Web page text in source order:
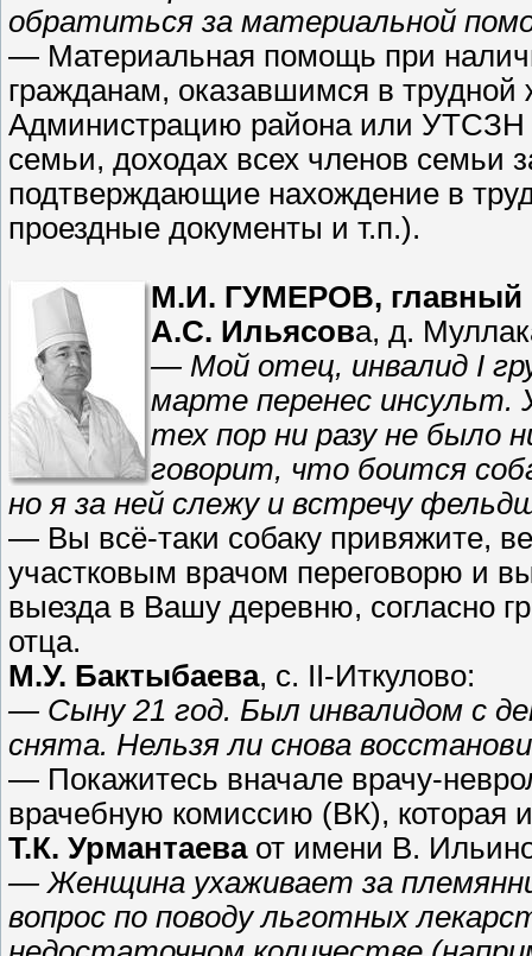
обратиться за материальной
— Материальная помощь при
гражданам, оказавшимся в
Администрацию района или УТСЗН
семьи, доходах всех членов семьи
подтверждающие нахождение в
проездные документы и т.п.).
М.И. ГУМЕРОВ, главный
А.С. Ильясова, д.
— Мой отец, инвалид I
марте перенес инсульт.
тех пор ни разу не было
говорит, что боится
но я за ней слежу и встречу
— Вы всё-таки собаку привяжите,
участковым врачом переговорю и
выезда в Вашу деревню, согласно
отца.
М.У. Бактыбаева, с. II-Иткулово:
— Сыну 21 год. Был инвалидом с
снята. Нельзя ли снова
— Покажитесь вначале врачу-
врачебную комиссию (ВК), которая
Т.К. Урмантаеваот имени В.
— Женщина ухаживает за
вопрос по поводу льготных